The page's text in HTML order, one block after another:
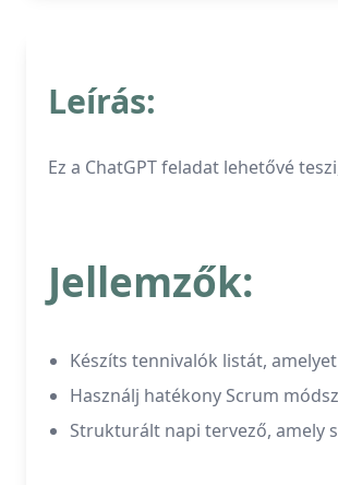
Leírás:
Ez a ChatGPT feladat lehetővé
Jellemzők:
Készíts tennivalók listát,
Használj hatékony Scrum
Strukturált napi tervező, amely